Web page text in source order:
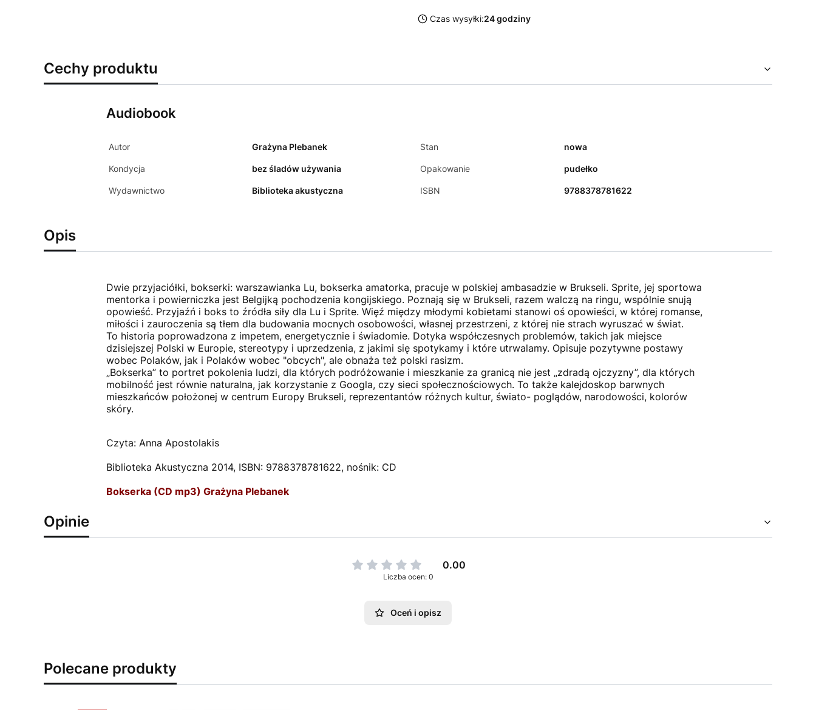
Czas wysyłki:24 godziny
Cechy produktu
Audiobook
Autor Grażyna Plebanek Stan nowa
Kondycja bez śladów używania Opakowanie pudełko
Wydawnictwo Biblioteka akustyczna ISBN 9788378781622
Opis
Dwie przyjaciółki, bokserki: warszawianka Lu, bokserka amatorka, pracuje w polskiej ambasadzie w Brukseli. Sprite, jej sportowa
mentorka i powierniczka jest Belgijką pochodzenia kongijskiego. Poznają się w Brukseli, razem walczą na ringu, wspólnie snują
opowieść. Przyjaźń i boks to źródła siły dla Lu i Sprite. Więź między młodymi kobietami stanowi oś opowieści, w której romanse,
miłości i zauroczenia są tłem dla budowania mocnych osobowości, własnej przestrzeni, z której nie strach wyruszać w świat.
To historia poprowadzona z impetem, energetycznie i świadomie. Dotyka współczesnych problemów, takich jak miejsce
dzisiejszej Polski w Europie, stereotypy i uprzedzenia, z jakimi się spotykamy i które utrwalamy. Opisuje pozytywne postawy
wobec Polaków, jak i Polaków wobec "obcych", ale obnaża też polski rasizm.
„Bokserka” to portret pokolenia ludzi, dla których podróżowanie i mieszkanie za granicą nie jest „zdradą ojczyzny”, dla których
mobilność jest równie naturalna, jak korzystanie z Googla, czy sieci społecznościowych. To także kalejdoskop barwnych
mieszkańców położonej w centrum Europy Brukseli, reprezentantów różnych kultur, świato- poglądów, narodowości, kolorów
skóry.
Czyta: Anna Apostolakis
Biblioteka Akustyczna 2014, ISBN: 9788378781622, nośnik: CD
Bokserka (CD mp3) Grażyna Plebanek
Opinie
0.00
Liczba ocen: 0
Oceń i opisz
Polecane produkty